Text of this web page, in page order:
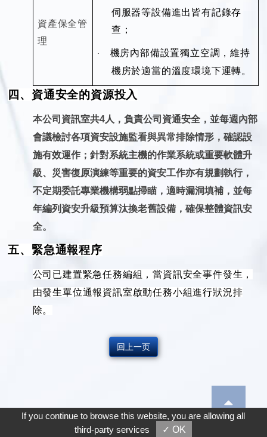
資產保全管
理
伺服器等設備進出皆有記錄存
查；
·
機房內部備設置獨立空調，維持
機房於適當的溫度環境下運轉。
四、資通安全的資源投入
本公司資訊室共4人，負責公司資通安全，並每週內部
會議檢討各項資安設施監看與異常排除情形，確認設
施有效運作；針對系統主機的作業系統或重要軟體升
級、災害復原演練等重要的資安工作亦有規劃執行，
不定期委託專業機構弱點掃瞄，適時漏洞填補，並每
年編列資安升級預算汰換老舊設備，確保整體資訊安
全。
五、緊急通報程序
公司已建置緊急任務編組，當資訊安全事件發生，
由發生單位通報資訊室啟動任務小組進行狀況排
除。
回上一页
If you continue to browse this website, you are allowing all
third-party services
✓ OK